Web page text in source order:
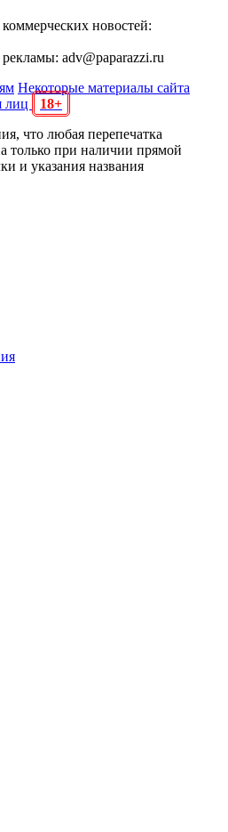
новостей:
adv@paparazzi.ru
Некоторые материалы сайта
лиц
18+
что любая перепечатка
только при наличии прямой
и указания названия